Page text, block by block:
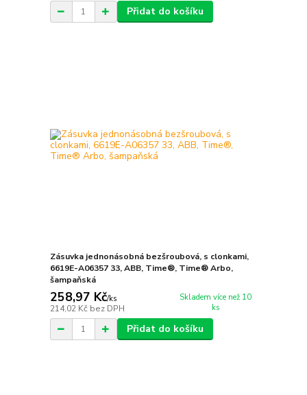
Přidat do košíku
Zásuvka jednonásobná bezšroubová, s clonkami,
6619E-A06357 33, ABB, Time®, Time® Arbo,
šampaňská
258,97 Kč/ks
214,02 Kč bez DPH
Skladem více než 10
ks
Přidat do košíku